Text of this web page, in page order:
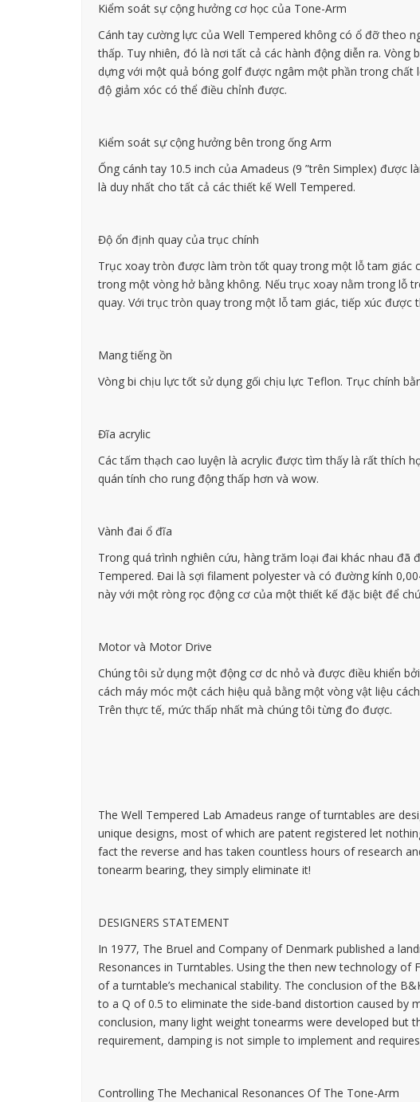
Kiểm soát sự cộng hưởng cơ học của Tone-Arm
Cánh tay cường lực của Well Tempered không có ổ đỡ theo
thấp. Tuy nhiên, đó là nơi tất cả các hành động diễn ra.
dựng với một quả bóng golf được ngâm một phần trong
độ giảm xóc có thể điều chỉnh được.
Kiểm soát sự cộng hưởng bên trong ống Arm
Ống cánh tay 10.5 inch của Amadeus (9 ”trên Simplex)
là duy nhất cho tất cả các thiết kế Well Tempered.
Độ ổn định quay của trục chính
Trục xoay tròn được làm tròn tốt quay trong một lỗ tam giác
trong một vòng hở bằng không. Nếu trục xoay nằm trong lỗ
quay. Với trục tròn quay trong một lỗ tam giác, tiếp xúc
Mang tiếng ồn
Vòng bi chịu lực tốt sử dụng gối chịu lực Teflon. Trục chính
Đĩa acrylic
Các tấm thạch cao luyện là acrylic được tìm thấy là rất thích
quán tính cho rung động thấp hơn và wow.
Vành đai ổ đĩa
Trong quá trình nghiên cứu, hàng trăm loại đai khác nhau
Tempered. Đai là sợi filament polyester và có đường kính
này với một ròng rọc động cơ của một thiết kế đặc biệt để
Motor và Motor Drive
Chúng tôi sử dụng một động cơ dc nhỏ và được điều khiển
cách máy móc một cách hiệu quả bằng một vòng vật liệu
Trên thực tế, mức thấp nhất mà chúng tôi từng đo được.
The Well Tempered Lab Amadeus range of turntables are
unique designs, most of which are patent registered let
fact the reverse and has taken countless hours of research
tonearm bearing, they simply eliminate it!
DESIGNERS STATEMENT
In 1977, The Bruel and Company of Denmark published a
Resonances in Turntables. Using the then new technology
of a turntable’s mechanical stability. The conclusion of the
to a Q of 0.5 to eliminate the side-band distortion caused by
conclusion, many light weight tonearms were developed but
requirement, damping is not simple to implement and
Controlling The Mechanical Resonances Of The Tone-Arm